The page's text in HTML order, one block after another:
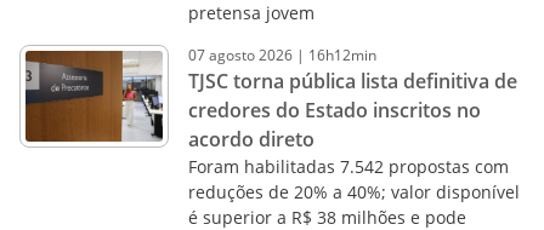
pretensa jovem
07agosto2026 | 16h12min
TJSC torna pública lista definitiva de
credores do Estado inscritos no
acordo direto
Foram habilitadas 7.542 propostas com
reduções de 20% a 40%; valor disponível
é superior a R$ 38 milhões e pode